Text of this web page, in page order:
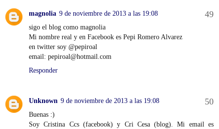
magnolia 9 de noviembre de 2013 a las 19:08
sigo el blog como magnolia
Mi nombre real y en Facebook es Pepi Romero Alvarez
en twitter soy @pepiroal
email: pepiroal@hotmail.com
Responder
Unknown 9 de noviembre de 2013 a las 19:08
Buenas :)
Soy Cristina Ccs (facebook) y Cri Cesa (blog). Mi email es